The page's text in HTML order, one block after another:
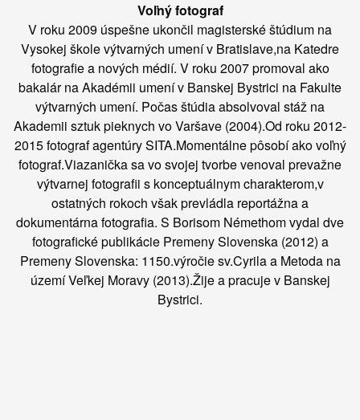
Voľný fotograf
V roku 2009 úspešne ukončil magisterské štúdium na
Vysokej škole výtvarných umení v Bratislave,na Katedre
fotografie a nových médií. V roku 2007 promoval ako
bakalár na Akadémii umení v Banskej Bystrici na Fakulte
výtvarných umení. Počas štúdia absolvoval stáž na
Akademii sztuk pieknych vo Varšave (2004).Od roku 2012-
2015 fotograf agentúry SITA.Momentálne pôsobí ako voľný
fotograf.Viazanička sa vo svojej tvorbe venoval prevažne
výtvarnej fotografii s konceptuálnym charakterom,v
ostatných rokoch však prevládla reportážna a
dokumentárna fotografia. S Borisom Némethom vydal dve
fotografické publikácie Premeny Slovenska (2012) a
Premeny Slovenska: 1150.výročie sv.Cyrila a Metoda na
území Veľkej Moravy (2013).Žije a pracuje v Banskej
Bystrici.